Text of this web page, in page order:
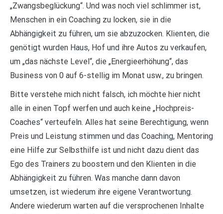
„Zwangsbeglückung“. Und was noch viel schlimmer ist,
Menschen in ein Coaching zu locken, sie in die
Abhängigkeit zu führen, um sie abzuzocken. Klienten, die
genötigt wurden Haus, Hof und ihre Autos zu verkaufen,
um „das nächste Level“, die „Energieerhöhung“, das
Business von 0 auf 6-stellig im Monat usw., zu bringen.
Bitte verstehe mich nicht falsch, ich möchte hier nicht
alle in einen Topf werfen und auch keine „Hochpreis-
Coaches“ verteufeln. Alles hat seine Berechtigung, wenn
Preis und Leistung stimmen und das Coaching, Mentoring
eine Hilfe zur Selbsthilfe ist und nicht dazu dient das
Ego des Trainers zu boostern und den Klienten in die
Abhängigkeit zu führen. Was manche dann davon
umsetzen, ist wiederum ihre eigene Verantwortung.
Andere wiederum warten auf die versprochenen Inhalte